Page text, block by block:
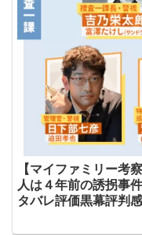
【マイファミリー考
人は４年前の誘拐事
タバレ評価黒幕評判